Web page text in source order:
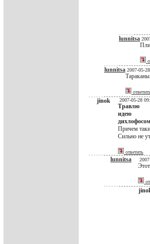
lunnitsa
lunnitsa 2007-05-
jinok 2007-05-28
Травлю
идею
Причем
Сильно не
ответить
lunnitsa